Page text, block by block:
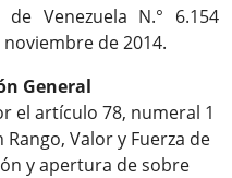
Venezuela N.° 6.154
de 2014.
General
el artículo 78, numeral 1
Valor y Fuerza de
y apertura de sobre